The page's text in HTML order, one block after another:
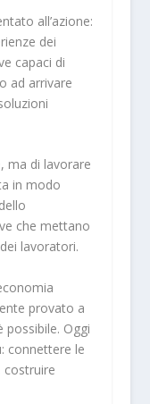
all’azione:
dei
capaci di
ad arrivare
ma di lavorare
in modo
che mettano
lavoratori.
provato a
Oggi
connettere le
costruire